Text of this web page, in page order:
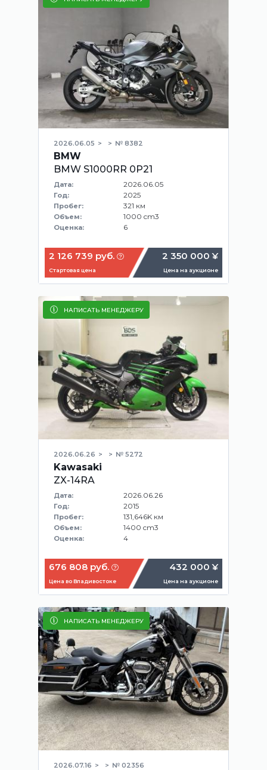
2026.06.05 № 8382
BMW
BMW S1000RR 0P21
Дата: 2026.06.05
Год: 2025
Пробег: 321 км
Объем: 1000 cm3
Оценка: 6
2 126 739 руб.
Стартовая цена
2 350 000 ¥
Цена на аукционе
НАПИСАТЬ МЕНЕДЖЕРУ
2026.06.26 № 5272
Kawasaki
ZX-14RA
Дата: 2026.06.26
Год: 2015
Пробег: 131,646K км
Объем: 1400 cm3
Оценка: 4
676 808 руб.
Цена во Владивостоке
432 000 ¥
Цена на аукционе
НАПИСАТЬ МЕНЕДЖЕРУ
2026.07.16 № 02356